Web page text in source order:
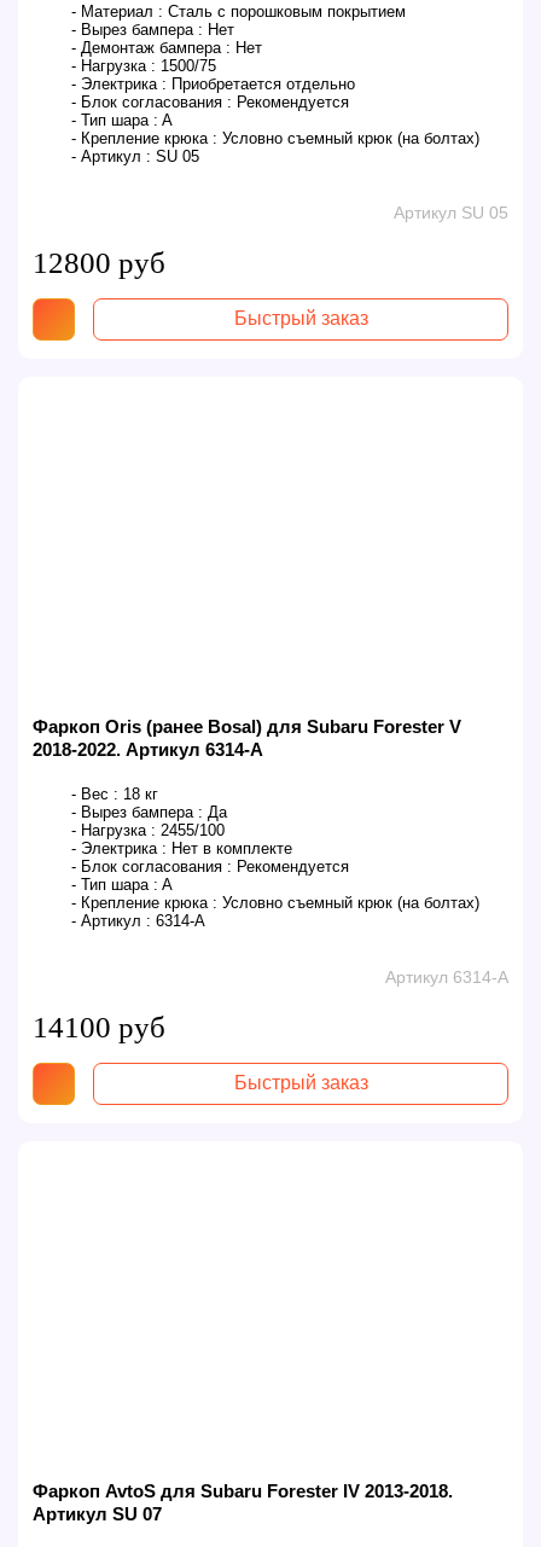
- Материал : Сталь с порошковым покрытием
- Вырез бампера : Нет
- Демонтаж бампера : Нет
- Нагрузка : 1500/75
- Электрика : Приобретается отдельно
- Блок согласования : Рекомендуется
- Тип шара : A
- Крепление крюка : Условно съемный крюк (на болтах)
- Артикул : SU 05
Артикул SU 05
12800 руб
Быстрый заказ
Фаркоп Oris (ранее Bosal) для Subaru Forester V
2018-2022. Артикул 6314-A
- Вес : 18 кг
- Вырез бампера : Да
- Нагрузка : 2455/100
- Электрика : Нет в комплекте
- Блок согласования : Рекомендуется
- Тип шара : A
- Крепление крюка : Условно съемный крюк (на болтах)
- Артикул : 6314-A
Артикул 6314-A
14100 руб
Быстрый заказ
Фаркоп AvtoS для Subaru Forester IV 2013-2018.
Артикул SU 07